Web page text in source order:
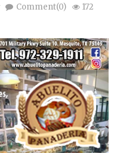
Comment(0)
172